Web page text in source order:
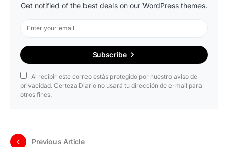
Get notified of the best deals on our WordPress themes.
Subscribe
Al recibir este correo estás protegido por nuestro aviso de
privacidad. Certeza Diario no usará tu dirección de e-mail para
otros fines.
Previous Article